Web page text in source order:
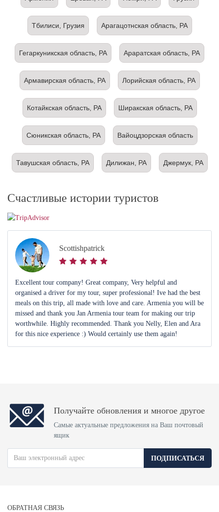
Тбилиси, Грузия Арагацотнская область, РА
Гегаркуникская область, РА Араратская область, РА
Армавирская область, РА Лорийская область, РА
Котайкская область, РА Ширакская область, РА
Сюникская область, РА Вайоцдзорская область
Тавушская область, РА Дилижан, РА Джермук, РА
Счастливые истории туристов
Scottishpatrick
Excellent tour company! Great company, Very helpful and
organised a driver for my tour, super professional! Ive had the best
meals on this trip, all made with love and care. Armenia you will be
missed and thank you Jan Armenia tour team for making our trip
worthwhile. Highly recommended. Thank you Nelly, Elen and Ara
for this nice experience :) Would certainly use them again!
Получайте обновления и многое другое
Самые актуальные предложения на Ваш почтовый
ящик
ПОДПИСАТЬСЯ
ОБРАТНАЯ СВЯЗЬ